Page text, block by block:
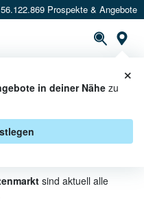
56.122.869 Prospekte & Angebote
in deiner Nähezu
×
&
BAU- &
sind aktuell alle